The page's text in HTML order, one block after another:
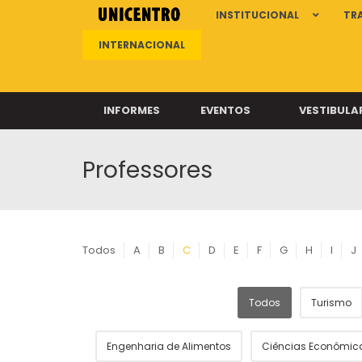
INSTITUCIONAL
INTERNACIONAL
INFORMES EVENTOS
Professores
Todos A B C D E F G H I J
Todos Turismo
Engenharia de Alimentos Ciências